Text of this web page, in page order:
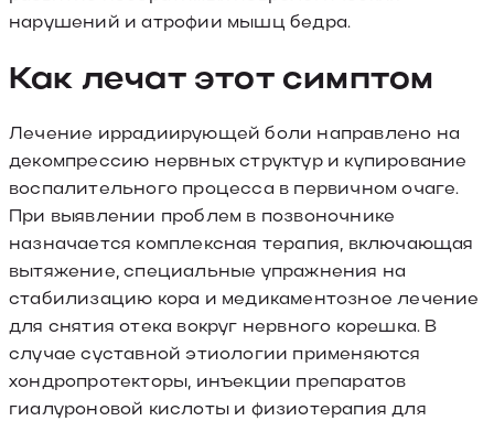
нарушений и атрофии мышц бедра.
Как лечат этот симптом
Лечение иррадиирующей боли направлено на
декомпрессию нервных структур и купирование
воспалительного процесса в первичном очаге.
При выявлении проблем в позвоночнике
назначается комплексная терапия, включающая
вытяжение, специальные упражнения на
стабилизацию кора и медикаментозное лечение
для снятия отека вокруг нервного корешка. В
случае суставной этиологии применяются
хондропротекторы, инъекции препаратов
гиалуроновой кислоты и физиотерапия для